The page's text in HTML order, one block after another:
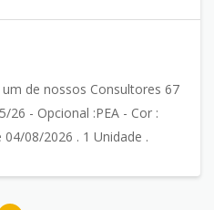
de nossos Consultores 67
26 - Opcional :PEA - Cor :
08/2026 . 1 Unidade .